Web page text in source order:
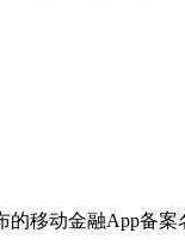
的移动金融App备